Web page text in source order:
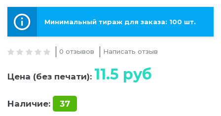
Минимальный тираж для заказа: 100 шт.
0 отзывов Написать отзыв
Цена (без печати): 11.5 руб
Наличие: 37